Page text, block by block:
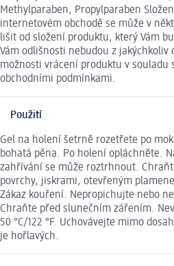
Methylparaben, Propylparaben
internetovém obchodě se může v
lišit od složení produktu, který Vám
Vám odlišnosti nebudou z jakýchkoliv
možnosti vrácení produktu v souladu
obchodními podmínkami.
Použití
Gel na holení šetrně rozetřete po
bohatá pěna. Po holení opláchněte.
zahřívání se může roztrhnout.
povrchy, jiskrami, otevřeným
Zákaz kouření. Nepropichujte nebo
Chraňte před slunečním zářením.
50 °C/122 °F. Uchovávejte mimo
je hořlavých.